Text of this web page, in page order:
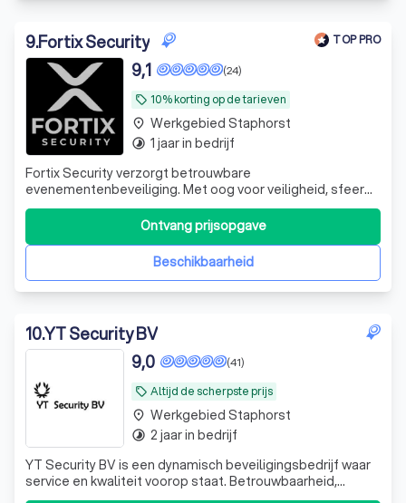
9.Fortix Security TOP PRO
local_offer 10% korting op de tarieven
(24)
9,1
Fortix Security verzorgt betrouwbare
evenementenbeveiliging. Met oog voor veiligheid, sfeer
en gastvrijheid zorgen wij voor een veilige ervaring voor
bezoekers en organisatie.
Beschikbaarheid
Ontvang prijsopgave
place Werkgebied Staphorst
timelapse 1 jaar in bedrijf
10.YT Security BV
local_offer Altijd de scherpste prijs
(41)
9,0
YT Security BV is een dynamisch beveiligingsbedrijf waar
service en kwaliteit voorop staat. Betrouwbaarheid,
klantgerichtheid en professionaliteit zijn daarbij onze
place Werkgebied Staphorst
timelapse 2 jaar in bedrijf